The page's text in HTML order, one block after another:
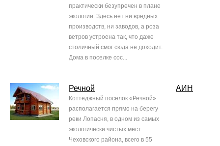
практически безупречен в плане
экологии. Здесь нет ни вредных
производств, ни заводов, а роза
ветров устроена так, что даже
столичный смог сюда не доходит.
Дома в поселке сос...
Речной
Коттеджный поселок «Речной»
располагается прямо на берегу
реки Лопасня, в одном из самых
экологически чистых мест
Чеховского района, всего в 55
АИН